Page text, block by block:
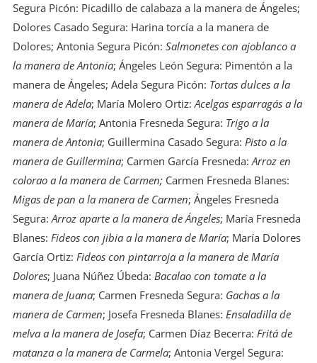
Segura Picón: Picadillo de calabaza a la manera de Ángeles;
Dolores Casado Segura: Harina torcía a la manera de
Dolores; Antonia Segura Picón: Salmonetes con ajoblanco a
la manera de Antonia; Ángeles León Segura: Pimentón a la
manera de Ángeles; Adela Segura Picón: Tortas dulces a la
manera de Adela; María Molero Ortiz:Acelgas esparragás a la
manera de María; Antonia Fresneda Segura: Trigo a la
manera de Antonia; Guillermina Casado Segura: Pisto a la
manera de Guillermina; Carmen García Fresneda:Arroz en
colorao a la manera de Carmen;Carmen Fresneda Blanes:
Migas de pan a la manera de Carmen; Ángeles Fresneda
Segura:Arroz aparte a la manera de Ángeles; María Fresneda
Blanes: Fideos con jibia a la manera de María; María Dolores
García Ortiz: Fideos con pintarroja a la manera de María
Dolores; Juana Núñez Úbeda: Bacalao con tomate a la
manera de Juana; Carmen Fresneda Segura: Gachas a la
manera de Carmen; Josefa Fresneda Blanes: Ensaladilla de
melva a la manera de Josefa; Carmen Díaz Becerra: Fritá de
matanza a la manera de Carmela; Antonia Vergel Segura: